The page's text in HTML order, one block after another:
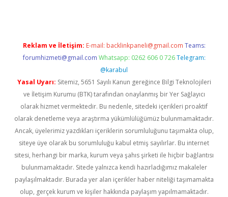
Reklam ve İletişim: E-mail: backlinkpaneli@gmail.com Teams:
forumhizmeti@gmail.com Whatsapp: 0262 606 0 726 Telegram:
@karabul
Yasal Uyarı: Sitemiz, 5651 Sayılı Kanun gereğince Bilgi Teknolojileri
ve İletişim Kurumu (BTK) tarafından onaylanmış bir Yer Sağlayıcı
olarak hizmet vermektedir. Bu nedenle, sitedeki içerikleri proaktif
olarak denetleme veya araştırma yükümlülüğümüz bulunmamaktadır.
Ancak, üyelerimiz yazdıkları içeriklerin sorumluluğunu taşımakta olup,
siteye üye olarak bu sorumluluğu kabul etmiş sayılırlar. Bu internet
sitesi, herhangi bir marka, kurum veya şahıs şirketi ile hiçbir bağlantısı
bulunmamaktadır. Sitede yalnızca kendi hazırladığımız makaleler
paylaşılmaktadır. Burada yer alan içerikler haber niteliği taşımamakta
olup, gerçek kurum ve kişiler hakkında paylaşım yapılmamaktadır.